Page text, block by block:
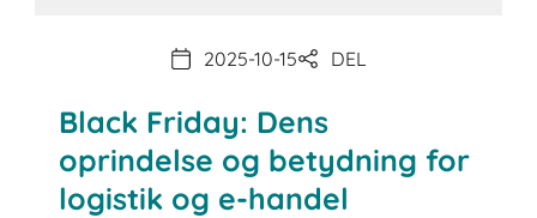
2025-10-15 DEL
Black Friday: Dens
oprindelse og betydning for
logistik og e-handel